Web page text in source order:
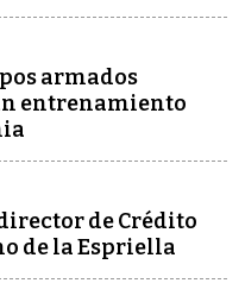
armados
entrenamiento
de Crédito
de la Espriella